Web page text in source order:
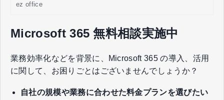
ez office
Microsoft 365 無料相談実施中
業務効率化などを背景に、Microsoft 365 の導入、活用
に関して、​お困りごとはございませんでしょうか？​
自社の規模や業務に合わせた料金プランを選びたい